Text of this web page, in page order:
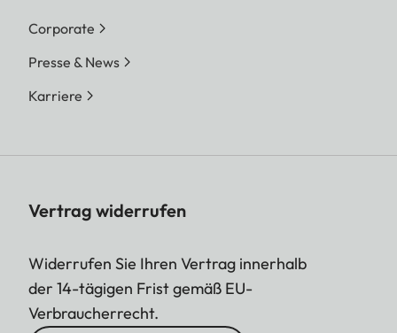
Corporate
Presse & News
Karriere
Vertrag widerrufen
Widerrufen Sie Ihren Vertrag innerhalb
der 14-tägigen Frist gemäß EU-
Verbraucherrecht.